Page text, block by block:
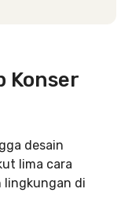
Konser
desain
lima cara
lingkungan di